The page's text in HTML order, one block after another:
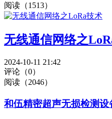
阅读（1513）
无线通信网络之
2024-10-11 21:42
评论（0）
阅读（2046）
和伍精密超声无损检测设